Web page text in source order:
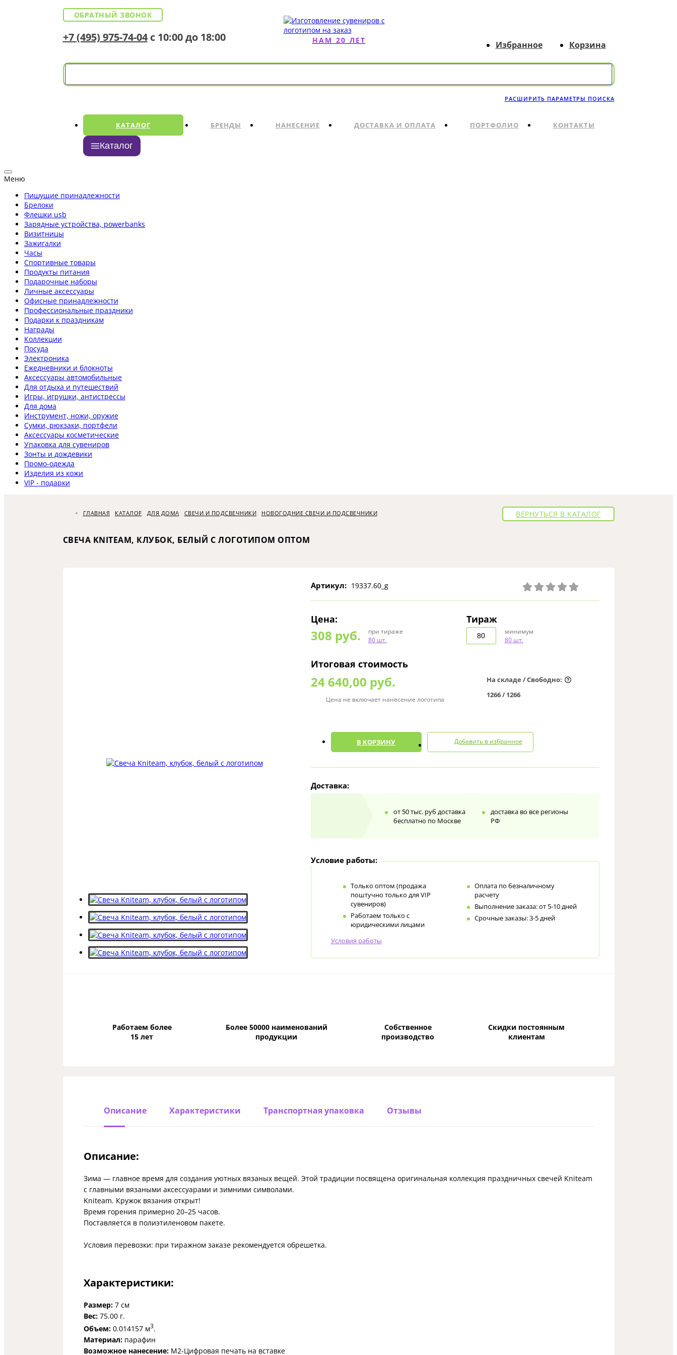
НАМ 20 ЛЕТ
ОБРАТНЫЙ ЗВОНОК
+7 (495) 975-74-04с 10:00 до 18:00
Избранное Корзина
РАСШИРИТЬ ПАРАМЕТРЫ ПОИСКА
КАТАЛОГ
Каталог
БРЕНДЫ НАНЕСЕНИЕ ДОСТАВКА И ОПЛАТА ПОРТФОЛИО КОНТАКТЫ
Меню
Пишущие принадлежности
Брелоки
Флешки usb
Зарядные устройства, powerbanks
Визитницы
Зажигалки
Часы
Спортивные товары
Продукты питания
Подарочные наборы
Личные аксессуары
Офисные принадлежности
Профессиональные праздники
Подарки к праздникам
Награды
Коллекции
Посуда
Электроника
Ежедневники и блокноты
Аксессуары автомобильные
Для отдыха и путешествий
Игры, игрушки, антистрессы
Для дома
Инструмент, ножи, оружие
Сумки, рюкзаки, портфели
Аксессуары косметические
Упаковка для сувениров
Зонты и дождевики
Промо-одежда
Изделия из кожи
VIP - подарки
ГЛАВНАЯ КАТАЛОГ ДЛЯ ДОМА СВЕЧИ И ПОДСВЕЧНИКИ НОВОГОДНИЕ СВЕЧИ И ПОДСВЕЧНИКИ ВЕРНУТЬСЯ В КАТАЛОГ
СВЕЧА KNITEAM, КЛУБОК, БЕЛЫЙ С ЛОГОТИПОМ ОПТОМ
Артикул: 19337.60_g
Цена:
308 руб.
при тираже
80 шт.
Итоговая стоимость
24 640,00 руб.
Цена не включает нанесение логотипа
Тираж
минимум
80 шт.
На складе / Свободно:
1266 / 1266
В КОРЗИНУ Добавить в избранное
Доставка:
от 50 тыс. руб доставка
бесплатно по Москве
доставка во все регионы
РФ
Условие работы:
Только оптом (продажа
поштучно только для VIP
сувениров)
Работаем только с
юридическими лицами
Оплата по безналичному
расчету
Выполнение заказа: от 5-10 дней
Срочные заказы: 3-5 дней
Условия работы
Работаем более
15 лет
Более 50000 наименований
продукции
Собственное
производство
Скидки постоянным
клиентам
Описание Характеристики Транспортная упаковка Отзывы
Описание:
Зима — главное время для создания уютных вязаных вещей. Этой традиции посвящена оригинальная коллекция праздничных свечей Kniteam
с главными вязаными аксессуарами и зимними символами.
Kniteam. Кружок вязания открыт!
Время горения примерно 20–25 часов.
Поставляется в полиэтиленовом пакете.
Условия перевозки: при тиражном заказе рекомендуется обрешетка.
Характеристики:
Размер: 7 см
Вес: 75.00 г.
Объем: 0.014157 м3.
Материал: парафин
Возможное нанесение: M2-Цифровая печать на вставке